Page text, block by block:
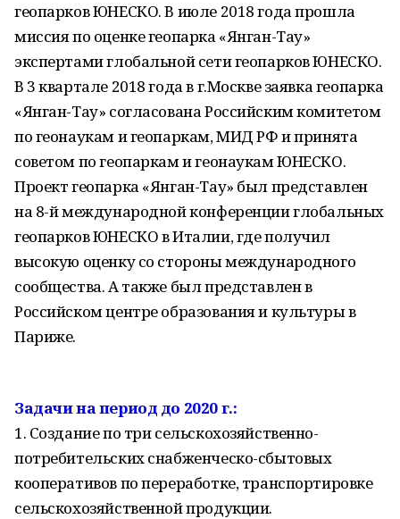
геопарков ЮНЕСКО. В июле 2018 года прошла
миссия по оценке геопарка «Янган-Тау»
экспертами глобальной сети геопарков ЮНЕСКО.
В 3 квартале 2018 года в г.Москве заявка геопарка
«Янган-Тау» согласована Российским комитетом
по геонаукам и геопаркам, МИД РФ и принята
советом по геопаркам и геонаукам ЮНЕСКО.
Проект геопарка «Янган-Тау» был представлен
на 8-й международной конференции глобальных
геопарков ЮНЕСКО в Италии, где получил
высокую оценку со стороны международного
сообщества. А также был представлен в
Российском центре образования и культуры в
Париже.
Задачи на период до 2020 г.:
1. Создание по три сельскохозяйственно-
потребительских снабженческо-сбытовых
кооперативов по переработке, транспортировке
сельскохозяйственной продукции.